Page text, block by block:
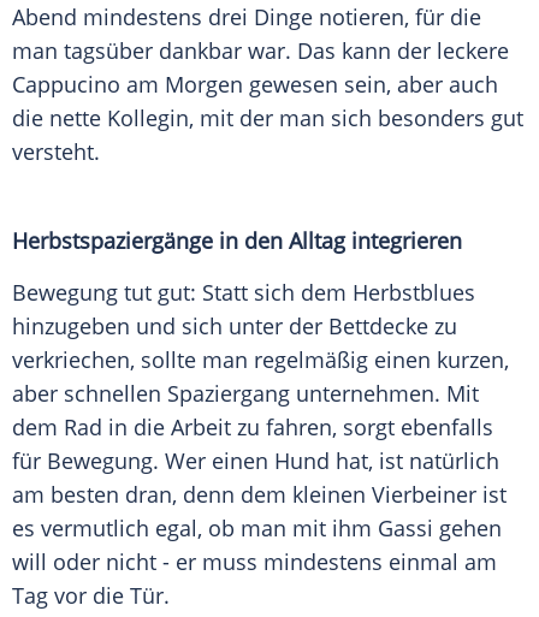
Abend mindestens drei Dinge notieren, für die
man tagsüber dankbar war. Das kann der leckere
Cappucino am Morgen gewesen sein, aber auch
die nette Kollegin, mit der man sich besonders gut
versteht.
Herbstspaziergänge in den Alltag integrieren
Bewegung tut gut: Statt sich dem Herbstblues
hinzugeben und sich unter der Bettdecke zu
verkriechen, sollte man regelmäßig einen kurzen,
aber schnellen Spaziergang unternehmen. Mit
dem Rad in die Arbeit zu fahren, sorgt ebenfalls
für Bewegung. Wer einen Hund hat, ist natürlich
am besten dran, denn dem kleinen Vierbeiner ist
es vermutlich egal, ob man mit ihm Gassi gehen
will oder nicht - er muss mindestens einmal am
Tag vor die Tür.